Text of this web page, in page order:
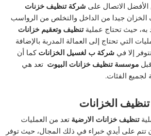
الاتصال على شركة تنظيف خزنات
جيدا من الداخل والتخلص من الرواسب
به، حيث تحتاج عمليةتنظيف وتعقيم خزانات
التي تحتاج إلى العمالة المدربة بالإضافة
إلا في شركة ب لغسيل الخزاناتكما أن
موسسة تنظيف خزانات البيوتتعد هي
لجميع الفئات.
الخزانات
تنظيف خزانات الارضيةتعد من العمليات
تتم على أيدي خبراء في ذلك المجال، حيث توفر